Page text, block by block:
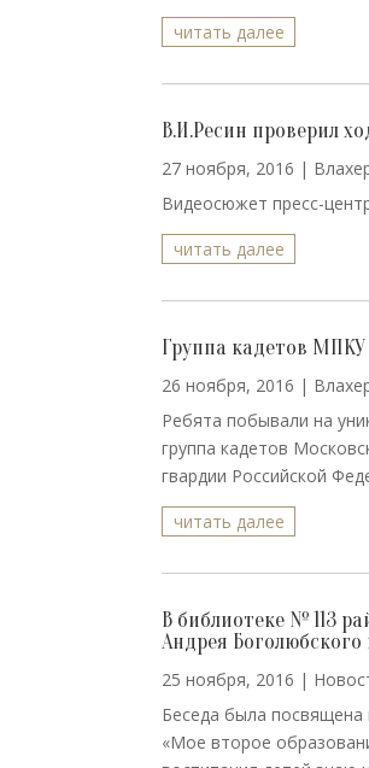
читать далее
В.И.Ресин проверил
27 ноября, 2016 |
Видеосюжет пресс-
читать далее
Группа кадетов МПКУ
26 ноября, 2016 |
Ребята побывали на
группа кадетов
гвардии Российской
читать далее
В библиотеке № 113
Андрея
25 ноября, 2016 |
Беседа была посвящена
«Мое второе